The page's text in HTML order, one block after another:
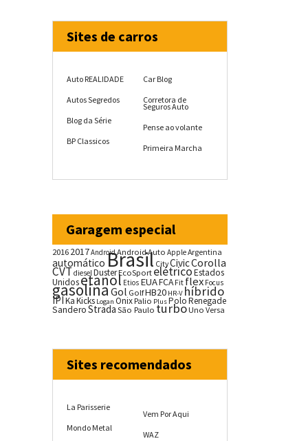
Sites de carros
Auto REALIDADE
Autos Segredos
Blog da Série
BP Classicos
Car Blog
Corretora de
Seguros Auto
Pense ao volante
Primeira Marcha
Garagem especial
20162017AndroidAndroid Auto AppleArgentina
automáticoBrasil CityCivicCorolla
CVTdieselDusterEcoSportelétricoEstados
Unidosetanol Etios EUAFCA Fit flex Focus
gasolina Gol GolfHB20 HR-V híbrido
IPIKaKicks Logan OnixPalio PlusPoloRenegade
SanderoStrada São Paulo turboUno Versa
Sites recomendados
La Parisserie
Mondo Metal
Vem Por Aqui
WAZ